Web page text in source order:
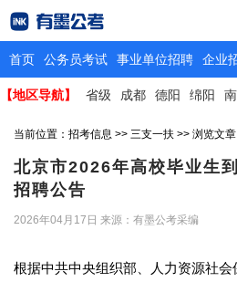
首页 公务员考试 事业单位招聘 企业
【地区导航】 省级 成都 德阳 绵阳
当前位置： 招考信息 >> 三支一扶 >> 浏览文章
北京市2026年高校毕业生
招聘公告
2026年04月17日 来源：有墨公考采编
根据中共中央组织部、人力资源社